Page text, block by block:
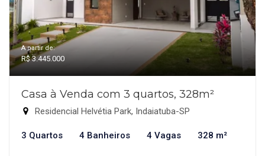
A partir de:
R$ 3.445.000
Casa à Venda com 3 quartos, 328m²
Residencial Helvétia Park, Indaiatuba-SP
3 Quartos 4 Banheiros 4 Vagas 328 m²